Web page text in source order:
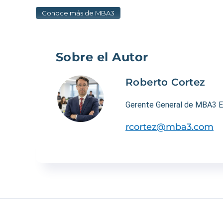
Conoce más de MBA3
Sobre el Autor
Roberto Cortez
Gerente General de MBA3
rcortez@mba3.com